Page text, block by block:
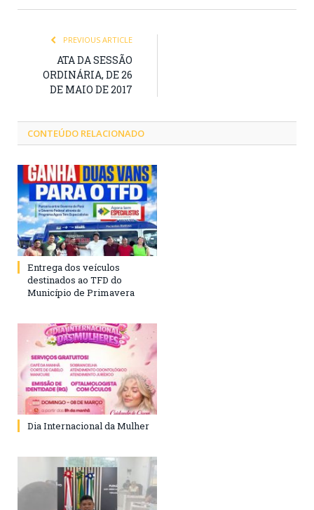
PREVIOUS ARTICLE
ATA DA SESSÃO
ORDINÁRIA, DE 26
DE MAIO DE 2017
CONTEÚDO RELACIONADO
Entrega dos veículos
destinados ao TFD do
Município de Primavera
Dia Internacional da Mulher